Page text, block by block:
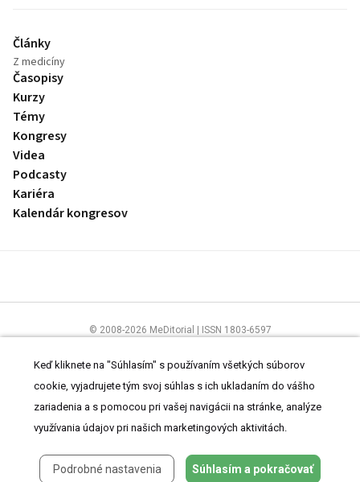
Články
Z medicíny
Časopisy
Kurzy
Témy
Kongresy
Videa
Podcasty
Kariéra
Kalendár kongresov
© 2008-2026 MeDitorial | ISSN 1803-6597
ČítajteprehlásenieaZásady spracovania osobných údajov
Keď kliknete na "Súhlasím" s používaním všetkých súborov
cookie, vyjadrujete tým svoj súhlas s ich ukladaním do vášho
zariadenia a s pomocou pri vašej navigácii na stránke, analýze
využívania údajov pri našich marketingových aktivitách.
Podrobné nastavenia Súhlasím a pokračovať